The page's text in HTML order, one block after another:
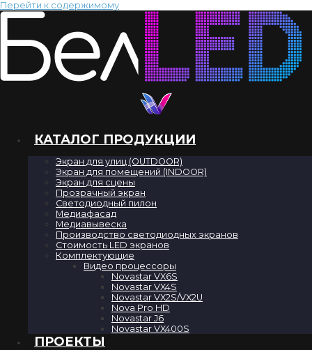
Перейти к содержимому
КАТАЛОГ ПРОДУКЦИИ
Экран для улиц (OUTDOOR)
Экран для помещений (INDOOR)
Экран для сцены
Прозрачный экран
Светодиодный пилон
Медиафасад
Медиавывеска
Производство светодиодных экранов
Стоимость LED экранов
Комплектующие
Видео процессоры
Novastar VX6S
Novastar VX4S
Novastar VX2S/VX2U
Nova Pro HD
Novastar J6
Novastar VX400S
ПРОЕКТЫ